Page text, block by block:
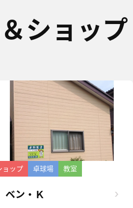
ショップ
ョップ 卓球場 教室
ベン・Ｋ